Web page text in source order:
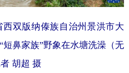
Français
双版纳傣族自治州景洪市大
短鼻家族”野象在水塘洗澡（无
胡超 摄